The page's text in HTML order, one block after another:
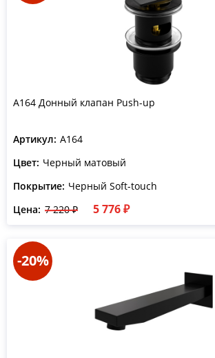
A164 Донный клапан Push-up
Артикул: A164
Цвет: Черный матовый
Покрытие: Черный Soft-touch
Цена: 7 220 ₽ 5 776 ₽
-20%